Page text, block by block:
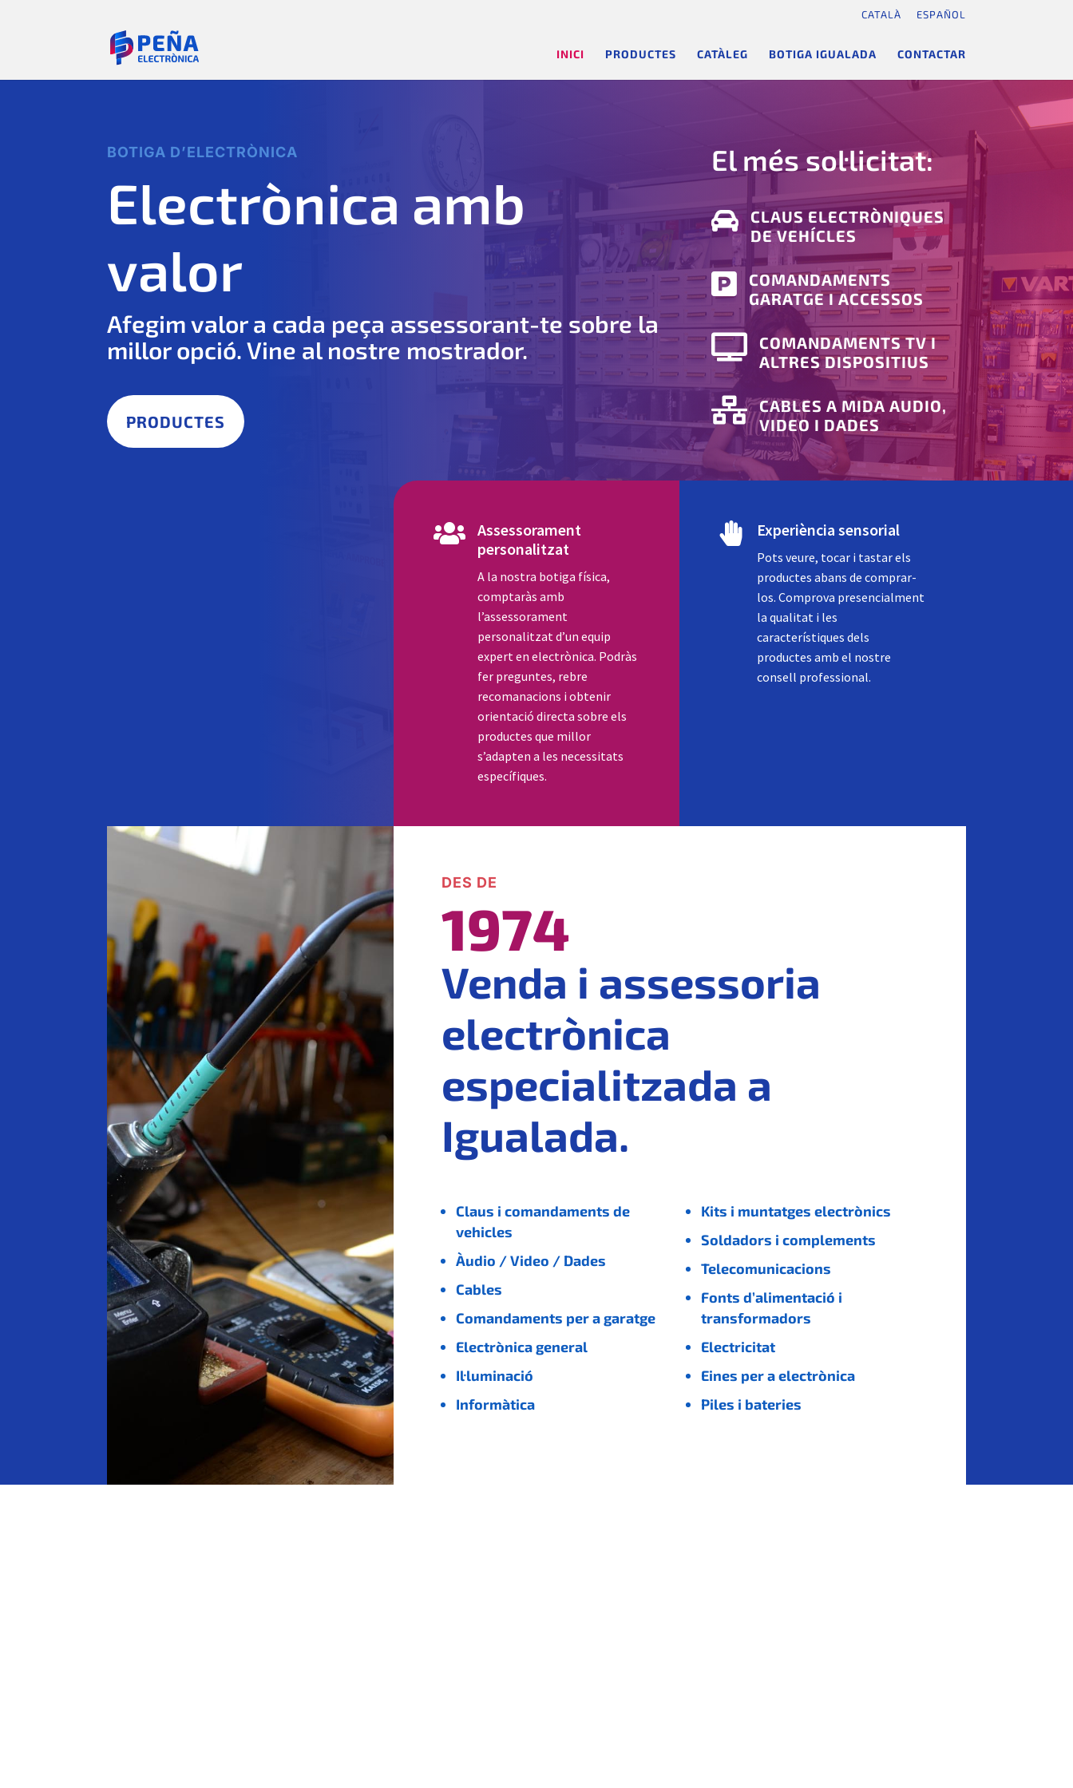
CATALÀ ESPAÑOL
INICI PRODUCTES CATÀLEG BOTIGA IGUALADA CONTACTAR
BOTIGA D’ELECTRÒNICA
Electrònica amb
valor
Afegim valor a cada peça assessorant-te sobre la
millor opció. Vine al nostre mostrador.
PRODUCTES
El més sol·licitat:

CLAUS ELECTRÒNIQUES
DE VEHÍCLES

COMANDAMENTS
GARATGE I ACCESSOS

COMANDAMENTS TV I
ALTRES DISPOSITIUS

CABLES A MIDA AUDIO,
VIDEO I DADES

Assessorament
personalitzat
A la nostra botiga física,
comptaràs amb
l’assessorament
personalitzat d’un equip
expert en electrònica. Podràs
fer preguntes, rebre
recomanacions i obtenir
orientació directa sobre els
productes que millor
s’adapten a les necessitats
específiques.
 Experiència sensorial
Pots veure, tocar i tastar els
productes abans de comprar-
los. Comprova presencialment
la qualitat i les
característiques dels
productes amb el nostre
consell professional.
DES DE
1974
Venda i assessoria
electrònica
especialitzada a
Igualada.
Claus i comandaments de
vehicles
Àudio / Video / Dades
Cables
Comandaments per a garatge
Electrònica general
Il·luminació
Informàtica
Kits i muntatges electrònics
Soldadors i complements
Telecomunicacions
Fonts d’alimentació i
transformadors
Electricitat
Eines per a electrònica
Piles i bateries